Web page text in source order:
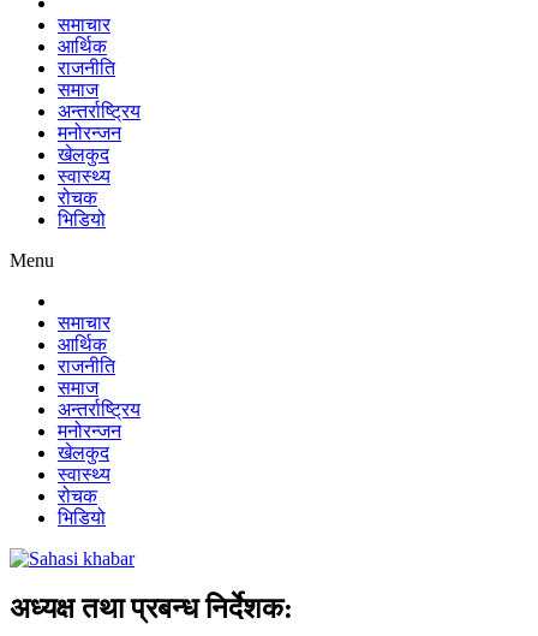
समाचार
आर्थिक
राजनीति
समाज
अन्तर्राष्ट्रिय
मनोरन्जन
खेलकुद
स्वास्थ्य
रोचक
भिडियो
Menu
समाचार
आर्थिक
राजनीति
समाज
अन्तर्राष्ट्रिय
मनोरन्जन
खेलकुद
स्वास्थ्य
रोचक
भिडियो
अध्यक्ष तथा प्रबन्ध निर्देशक: